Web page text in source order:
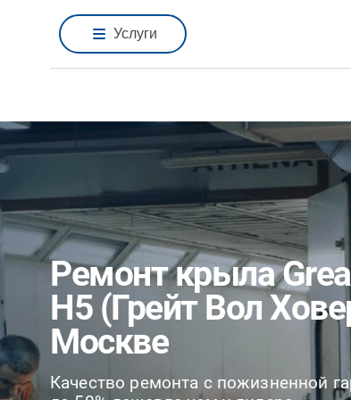
Услуги
Ремонт крыла
H5 (Грейт Вол
Москве
Качество ремонта с пожизненной